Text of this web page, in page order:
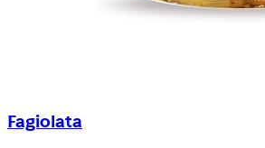
Fagiolata